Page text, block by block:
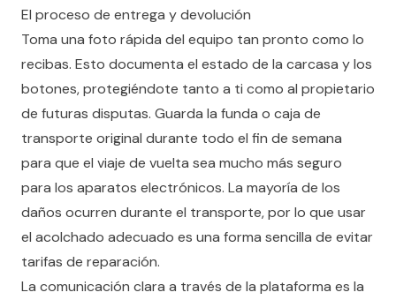
El proceso de entrega y devolución
Toma una foto rápida del equipo tan pronto como lo
recibas. Esto documenta el estado de la carcasa y los
botones, protegiéndote tanto a ti como al propietario
de futuras disputas. Guarda la funda o caja de
transporte original durante todo el fin de semana
para que el viaje de vuelta sea mucho más seguro
para los aparatos electrónicos. La mayoría de los
daños ocurren durante el transporte, por lo que usar
el acolchado adecuado es una forma sencilla de evitar
tarifas de reparación.
La comunicación clara a través de la plataforma es la